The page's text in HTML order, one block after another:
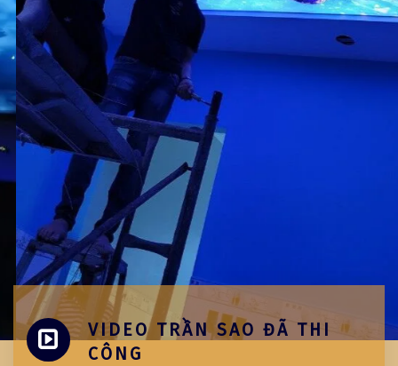
xem video
VIDEO TRẦN SAO ĐÃ THI
CÔNG